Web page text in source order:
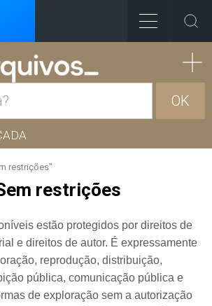
OK
restrições"
restrições
estão protegidos por direitos de
e direitos de autor. É expressamente
reprodução, distribuição,
pública, comunicação pública e
de exploração sem a autorização